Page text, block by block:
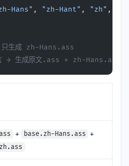
Hans" , "zh-Hant" , "zh" ,
生成 zh-Hans.ass
→ 生成原文.ass + zh-Hans.ass
+ base.zh-Hans.ass +